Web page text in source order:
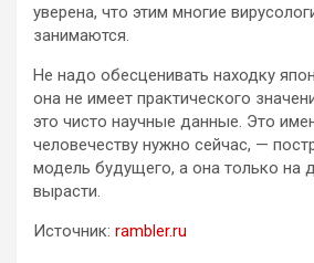
уверена, что этим многие
занимаются.
Не надо обесценивать находку
она не имеет практического
это чисто научные данные. Это
человечеству нужно сейчас, —
модель будущего, а она только на
вырасти.
Источник: rambler.ru